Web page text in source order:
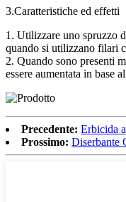
3.Caratteristiche ed effetti
1. Utilizzare uno spruzzo
quando si utilizzano filari
2. Quando sono presenti
essere aumentata in base
Precedente: Erbicida
Prossimo: Diserbante